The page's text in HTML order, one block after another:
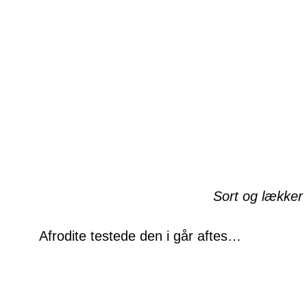
Sort og lækker
Afrodite testede den i går aftes…